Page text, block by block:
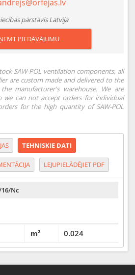
pārstāvis Latvijā
PIEDĀVĀJUMU
SAW-POL ventilation components, all
are custom made and delivered to the
manufacturer's warehouse. We are
can not accept orders for individual
for the high quantity of SAW-POL
TEHNISKIE DATI
LEJUPIELĀDĒJIET PDF
Nc
m² 0.024